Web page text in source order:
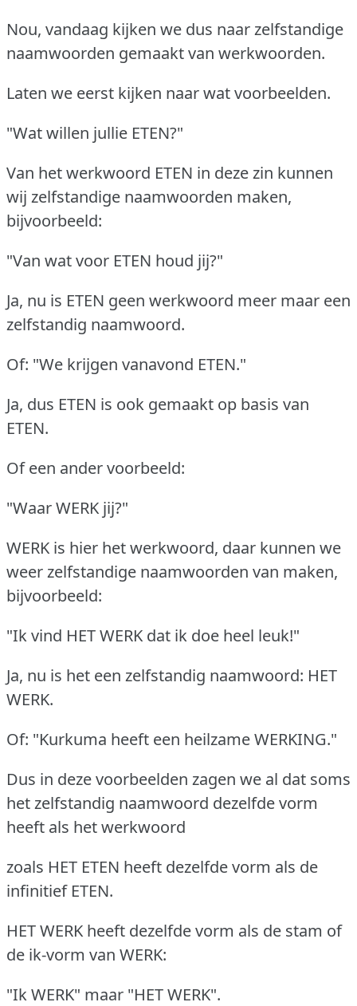
Nou, vandaag kijken we dus naar zelfstandige
naamwoorden gemaakt van werkwoorden.
Laten we eerst kijken naar wat voorbeelden.
"Wat willen jullie ETEN?"
Van het werkwoord ETEN in deze zin kunnen
wij zelfstandige naamwoorden maken,
bijvoorbeeld:
"Van wat voor ETEN houd jij?"
Ja, nu is ETEN geen werkwoord meer maar een
zelfstandig naamwoord.
Of: "We krijgen vanavond ETEN."
Ja, dus ETEN is ook gemaakt op basis van
ETEN.
Of een ander voorbeeld:
"Waar WERK jij?"
WERK is hier het werkwoord, daar kunnen we
weer zelfstandige naamwoorden van maken,
bijvoorbeeld:
"Ik vind HET WERK dat ik doe heel leuk!"
Ja, nu is het een zelfstandig naamwoord: HET
WERK.
Of: "Kurkuma heeft een heilzame WERKING."
Dus in deze voorbeelden zagen we al dat soms
het zelfstandig naamwoord dezelfde vorm
heeft als het werkwoord
zoals HET ETEN heeft dezelfde vorm als de
infinitief ETEN.
HET WERK heeft dezelfde vorm als de stam of
de ik-vorm van WERK:
"Ik WERK" maar "HET WERK".